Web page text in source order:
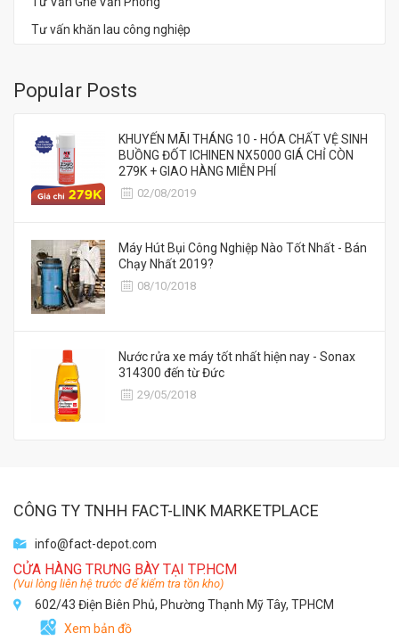
Tư vấn khăn lau công nghiệp
Popular Posts
KHUYẾN MÃI THÁNG 10 - HÓA CHẤT VỆ SINH
BUỒNG ĐỐT ICHINEN NX5000 GIÁ CHỈ CÒN
279K + GIAO HÀNG MIỄN PHÍ
02/08/2019
Máy Hút Bụi Công Nghiệp Nào Tốt Nhất - Bán
Chạy Nhất 2019?
08/10/2018
Nước rửa xe máy tốt nhất hiện nay - Sonax
314300 đến từ Đức
29/05/2018
CÔNG TY TNHH FACT-LINK MARKETPLACE
info@fact-depot.com
CỬA HÀNG TRƯNG BÀY TẠI TP.HCM
(Vui lòng liên hệ trước để kiểm tra tồn kho)
602/43 Điện Biên Phủ, Phường Thạnh Mỹ Tây, TPHCM
Xem bản đồ